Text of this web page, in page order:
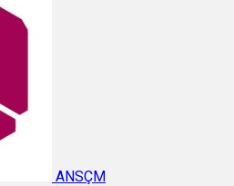
ANSÇM